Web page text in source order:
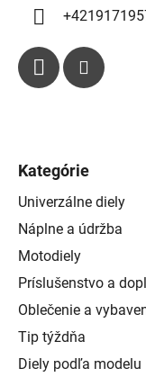
Kategórie
Univerzálne diely
Náplne a údržba
Motodiely
Príslušenstvo a
Oblečenie a
Tip týždňa
Diely podľa modelu